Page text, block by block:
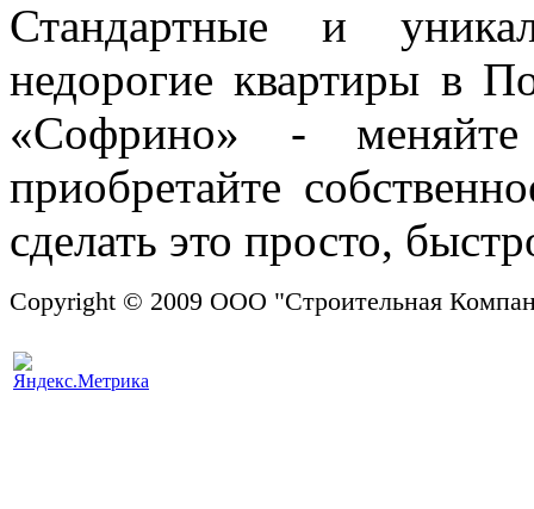
Стандартные и
недорогие квартиры в
«Софрино» -
приобретайте
сделать это просто,
Copyright © 2009 ООО